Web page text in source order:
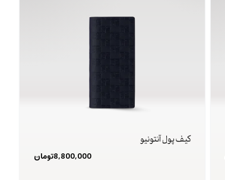
کیف پول آنتونیو
8,800,000تومان